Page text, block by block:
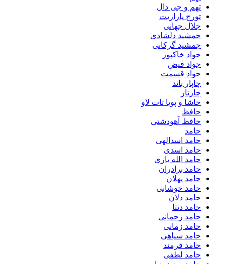
تهم و جی دال
تورج پارازیت
جلال جهانی
جمشید دلشادی
جمشید گرکانی
جواد خاکپور
جواد فیض
جواد قسمت
چاپار باند
چارتار
حاشا و پویا تات لاو
حافظ
حافظ آهودشتی
حامد
حامد اسدالهی
حامد اسدی
حامد الله یاری
حامد برادران
حامد پهلان
حامد خوشابی
حامد دلان
حامد دنتا
حامد رحمانی
حامد زمانی
حامد سیاهی
حامد فرمند
حامد لطفی